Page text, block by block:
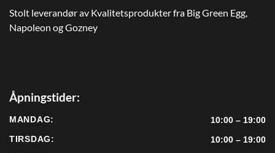
Stolt leverandør av Kvalitetsprodukter fra Big Green Egg,
Napoleon og Gozney
Åpningstider:
MANDAG:
10:00 – 19:00
TIRSDAG:
10:00 – 19:00